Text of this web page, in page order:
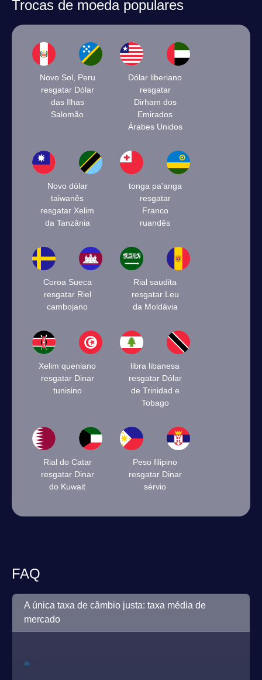
Trocas de moeda populares
Novo Sol, Peru
resgatar Dólar
das Ilhas
Salomão
Dólar liberiano
resgatar
Dirham dos
Emirados
Árabes Unidos
Novo dólar
taiwanês
resgatar Xelim
da Tanzânia
tonga pa'anga
resgatar
Franco
ruandês
Coroa Sueca
resgatar Riel
cambojano
Rial saudita
resgatar Leu
da Moldávia
Xelim queniano
resgatar Dinar
tunisino
libra libanesa
resgatar Dólar
de Trinidad e
Tobago
Rial do Catar
resgatar Dinar
do Kuwait
Peso filipino
resgatar Dinar
sérvio
FAQ
A única taxa de câmbio justa: taxa média de
mercado